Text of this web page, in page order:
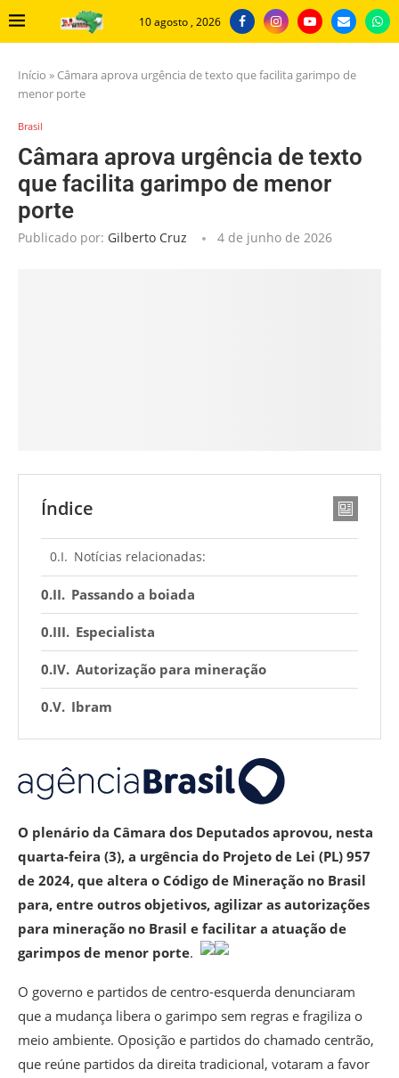
10 agosto , 2026
Início » Câmara aprova urgência de texto que facilita garimpo de
menor porte
Brasil
Câmara aprova urgência de texto
que facilita garimpo de menor
porte
Publicado por: Gilberto Cruz 4 de junho de 2026
Índice
Notícias relacionadas:
Passando a boiada
Especialista
Autorização para mineração
Ibram
O plenário da Câmara dos Deputados aprovou, nesta
quarta-feira (3), a urgência do Projeto de Lei (PL) 957
de 2024, que altera o Código de Mineração no Brasil
para, entre outros objetivos, agilizar as autorizações
para mineração no Brasil e facilitar a atuação de
garimpos de menor porte.
O governo e partidos de centro-esquerda denunciaram
que a mudança libera o garimpo sem regras e fragiliza o
meio ambiente. Oposição e partidos do chamado centrão,
que reúne partidos da direita tradicional, votaram a favor